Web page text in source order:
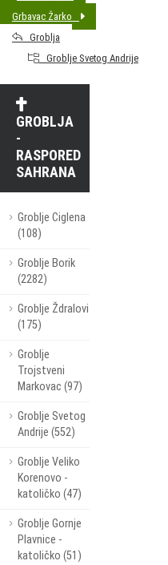
Grbavac Žarko
Groblja
Groblje Svetog Andrije
GROBLJA
-
RASPORED
SAHRANA
Groblje Ciglena
(108)
Groblje Borik
(2282)
Groblje Ždralovi
(175)
Groblje
Trojstveni
Markovac (97)
Groblje Svetog
Andrije (552)
Groblje Veliko
Korenovo -
katoličko (47)
Groblje Gornje
Plavnice -
katoličko (51)